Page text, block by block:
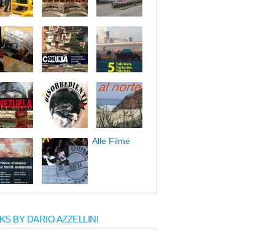
Alle Filme
BY DARIO AZZELLINI